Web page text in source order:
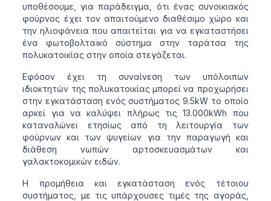
υποθέσουμε, για παράδειγμα, ότι ένας συνοικιακός
φούρνος έχει τον απαιτούμενο διαθέσιμο χώρο και
την ηλιοφάνεια που απαιτείται για να εγκαταστήσει
ένα φωτοβολταϊκό σύστημα στην ταράτσα της
πολυκατοικίας στην οποία στεγάζεται.
Εφόσον έχει τη συναίνεση των υπόλοιπων
ιδιοκτητών της πολυκατοικίας μπορεί να προχωρήσει
στην εγκατάσταση ενός συστήματος 9.5kW το οποίο
αρκεί για να καλύψει πλήρως τις 13.000kWh που
καταναλώνει ετησίως από τη λειτουργία των
φούρνων και των ψυγείων για την παραγωγή και
διάθεση νωπών αρτοσκευασμάτων και
γαλακτοκομικών ειδών.
Η προμήθεια και εγκατάσταση ενός τέτοιου
συστήματος, με τις υπάρχουσες τιμές της αγοράς,